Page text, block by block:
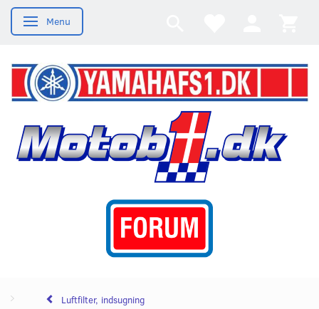
Skifte navigation
Menu
Luftfilter, indsugning